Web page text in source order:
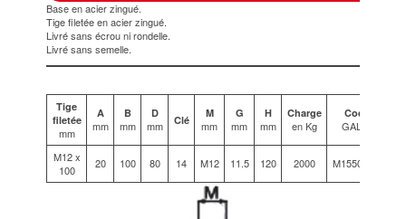
Base en acier zingué.
Tige filetée en acier zingué.
Livré sans écrou ni rondelle.
Livré sans semelle.
Tige
filetée
mm
A
mm
B
mm
D
mm Clé
M
mm
G
mm
H
mm
Charge
en Kg
Code
GALVA
M12 x
100
20 100 80 14 M12 11.5 120 2000 M15501/12